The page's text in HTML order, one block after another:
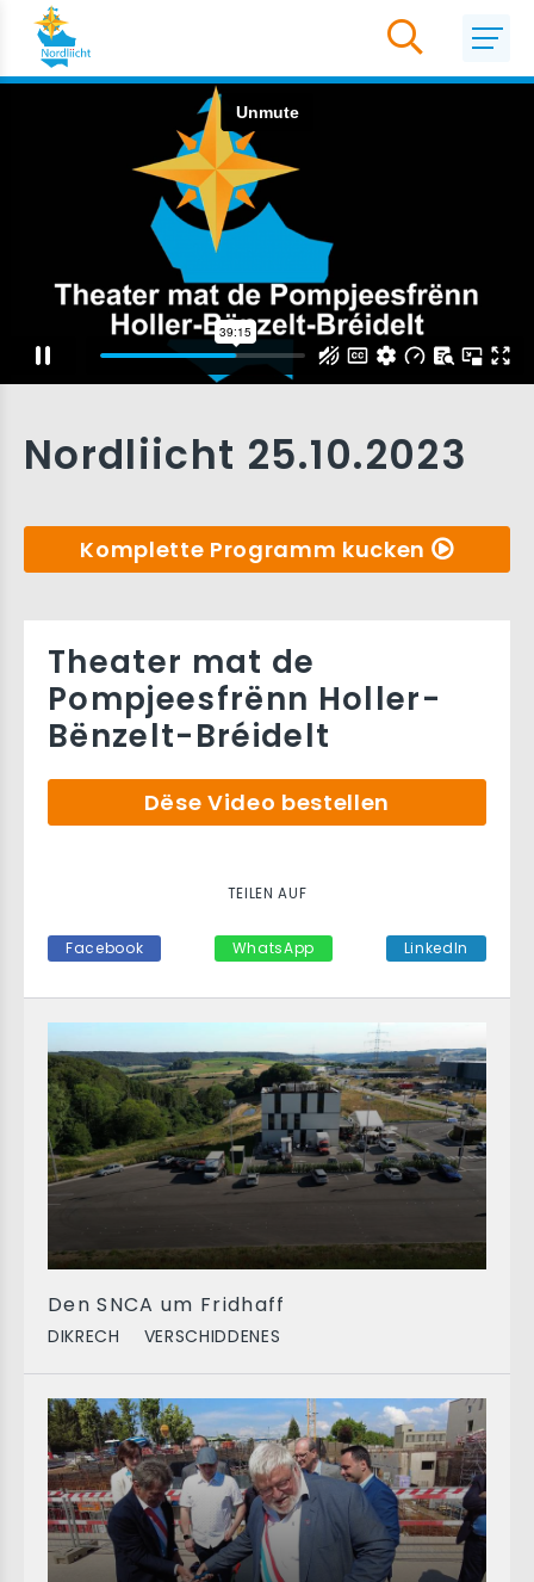
Nordliicht 25.10.2023
Komplette Programm kucken
Den SNCA um Fridhaff
DIKRECH VERSCHIDDENES
Theater mat de
Pompjeesfrënn Holler-
Bënzelt-Bréidelt
Dëse Video bestellen
TEILEN AUF
Facebook WhatsApp LinkedIn